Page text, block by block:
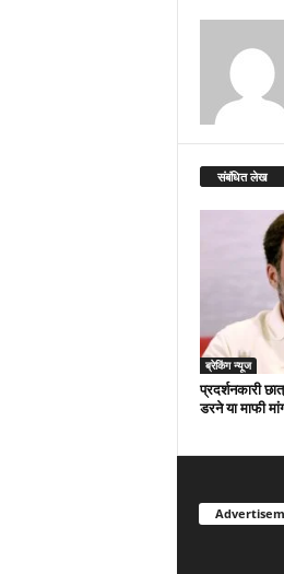
संबंधित लेख
ब्रेकिंग न्यूज
प्रदर्शनकारी
डरने या माफी